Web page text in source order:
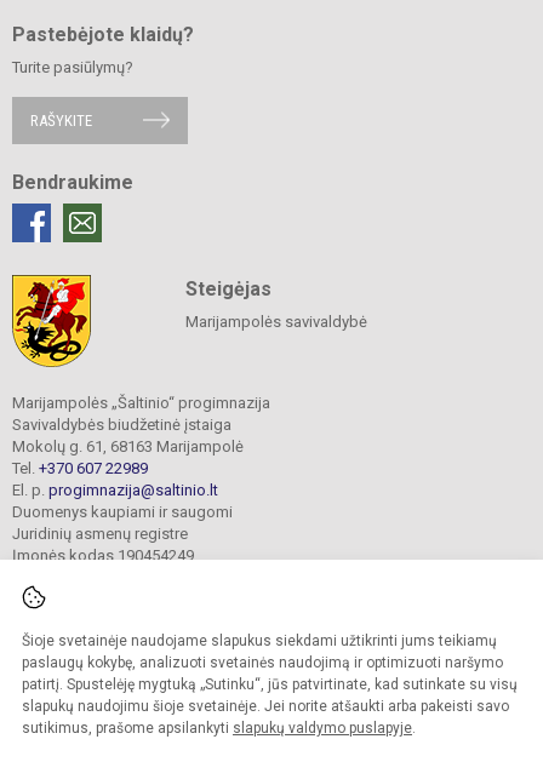
Šioje svetainėje naudojame slapukus siekdami užtikrinti jums teikiamų
paslaugų kokybę, analizuoti svetainės naudojimą ir optimizuoti naršymo
patirtį. Spustelėję mygtuką „Sutinku“, jūs patvirtinate, kad sutinkate su visų
slapukų naudojimu šioje svetainėje. Jei norite atšaukti arba pakeisti savo
sutikimus, prašome apsilankyti slapukų valdymo puslapyje.
Pastebėjote klaidų?
Turite pasiūlymų?
RAŠYKITE
Bendraukime
Steigėjas
Marijampolės savivaldybė
Marijampolės „Šaltinio“ progimnazija
Savivaldybės biudžetinė įstaiga
Mokolų g. 61, 68163 Marijampolė
Tel. +370 607 22989
El. p. progimnazija@saltinio.lt
Duomenys kaupiami ir saugomi
Juridinių asmenų registre
Įmonės kodas 190454249
© 2024. Marijampolės „Šaltinio“ progimnazija. Visos teisės saugomos.
Kopijuoti turinį be raštiško gimnazijos sutikimo griežtai draudžiama.
Prieinamumo paraiška Slapukų valdymas
Sumanus būdas atnaujinti